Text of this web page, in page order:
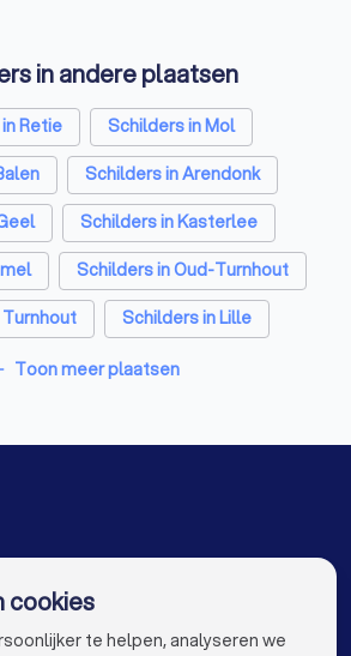
in andere plaatsen
Retie
Schilders in Mol
Schilders in Arendonk
Schilders in Kasterlee
Schilders in Oud-Turnhout
Schilders in Lille
Schilders in Gent
Niklaas
Schilders in Genk
Toon meer plaatsen
u
cookies
te helpen, analyseren we